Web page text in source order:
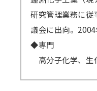
FAQ/問い合わせ先
お申し込み・振込要領
研究管理業務に従
議会に出向。2004
◆専門
高分子化学、生